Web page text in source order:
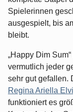
Spielerinnen
ausgespielt, bis
bleibt.
„Happy Dim
vermutlich jeder
sehr gut gefallen.
Regina Ariella
funktioniert es